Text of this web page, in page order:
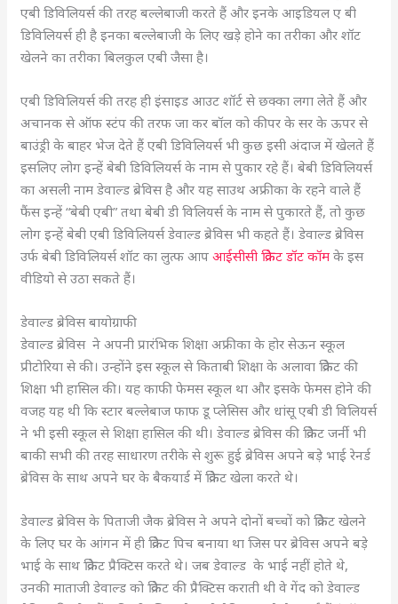
एबी डिविलियर्स की तरह बल्लेबाजी करते हैं और इनके आइडियल ए बी
डिविलियर्स ही है इनका बल्लेबाजी के लिए खड़े होने का तरीका और शॉट
खेलने का तरीका बिलकुल एबी जैसा है।
एबी डिविलियर्स की तरह ही इंसाइड आउट शॉर्ट से छक्का लगा लेते हैं और
अचानक से ऑफ स्टंप की तरफ जा कर बॉल को कीपर के सर के ऊपर से
बाउंड्री के बाहर भेज देते हैं एबी डिविलियर्स भी कुछ इसी अंदाज में खेलते हैं
इसलिए लोग इन्हें बेबी डिविलियर्स के नाम से पुकार रहे हैं। बेबी डिविलियर्स
का असली नाम डेवाल्ड ब्रेविस है और यह साउथ अफ्रीका के रहने वाले हैं
फैंस इन्हें “बेबी एबी” तथा बेबी डी विलियर्स के नाम से पुकारते हैं, तो कुछ
लोग इन्हें बेबी एबी डिविलियर्स डेवाल्ड ब्रेविस भी कहते हैं। डेवाल्ड ब्रेविस
उर्फ बेबी डिविलियर्स शॉट का लुत्फ आपआईसीसी क्रिकेट डॉट कॉमके इस
वीडियो से उठा सकते हैं।
डेवाल्ड ब्रेविस बायोग्राफी
डेवाल्ड ब्रेविस ने अपनी प्रारंभिक शिक्षा अफ्रीका के होर सेऊन स्कूल
प्रीटोरिया से की। उन्होंने इस स्कूल से किताबी शिक्षा के अलावा क्रिकेट की
शिक्षा भी हासिल की। यह काफी फेमस स्कूल था और इसके फेमस होने की
वजह यह थी कि स्टार बल्लेबाज फाफ डू प्लेसिस और धांसू एबी डी विलियर्स
ने भी इसी स्कूल से शिक्षा हासिल की थी। डेवाल्ड ब्रेविस की क्रिकेट जर्नी भी
बाकी सभी की तरह साधारण तरीके से शुरू हुई ब्रेविस अपने बड़े भाई रेनर्ड
ब्रेविस के साथ अपने घर के बैकयार्ड में क्रिकेट खेला करते थे।
डेवाल्ड ब्रेविस के पिताजी जैक ब्रेविस ने अपने दोनों बच्चों को क्रिकेट खेलने
के लिए घर के आंगन में ही क्रिकेट पिच बनाया था जिस पर ब्रेविस अपने बड़े
भाई के साथ क्रिकेट प्रैक्टिस करते थे। जब डेवाल्ड के भाई नहीं होते थे,
उनकी माताजी डेवाल्ड को क्रिकेट की प्रैक्टिस कराती थी वे गेंद को डेवाल्ड